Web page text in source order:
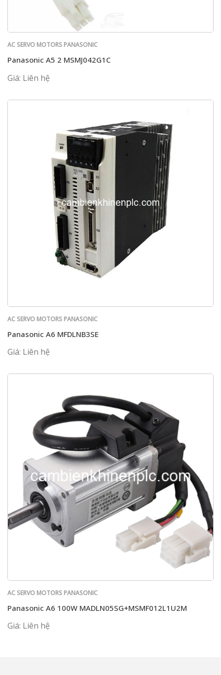
AC SERVO MOTORS PANASONIC
Panasonic A5 2 MSMJ042G1C
Giá: Liên hệ
AC SERVO MOTORS PANASONIC
Panasonic A6 MFDLNB3SE
Giá: Liên hệ
AC SERVO MOTORS PANASONIC
Panasonic A6 100W MADLN05SG+MSMF012L1U2M
Giá: Liên hệ